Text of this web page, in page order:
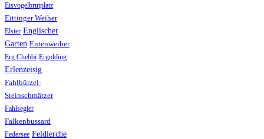
Eisvogelbrutplatz
Eittinger Weiher
Elster Englischer
Garten Entenweiher
Erg Chebbi Ergolding
Erlenzeisig
Fahlbürzel-
Steinschmätzer
Fahlsegler
Falkenbussard
Federsee Feldlerche